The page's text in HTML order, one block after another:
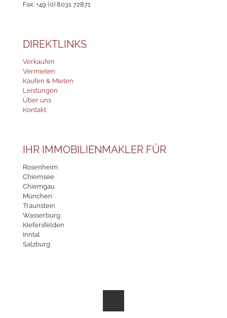
Fax: +49 (0) 8031 72871
DIREKTLINKS
Verkaufen
Vermieten
Kaufen & Mieten
Leistungen
Über uns
Kontakt
IHR IMMOBILIENMAKLER FÜR
Rosenheim
Chiemsee
Chiemgau
München
Traunstein
Wasserburg
Kiefersfelden
Inntal
Salzburg